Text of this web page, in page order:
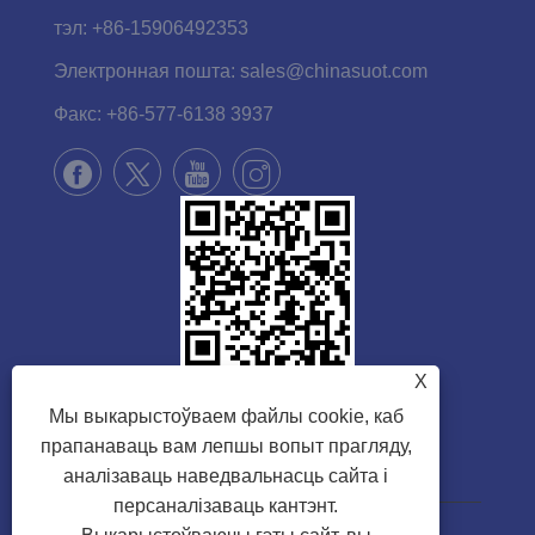
тэл: +86-15906492353
Электронная пошта: sales@chinasuot.com
Факс: +86-577-6138 3937
X
Мы выкарыстоўваем файлы cookie, каб
прапанаваць вам лепшы вопыт прагляду,
аналізаваць наведвальнасць сайта і
персаналізаваць кантэнт.